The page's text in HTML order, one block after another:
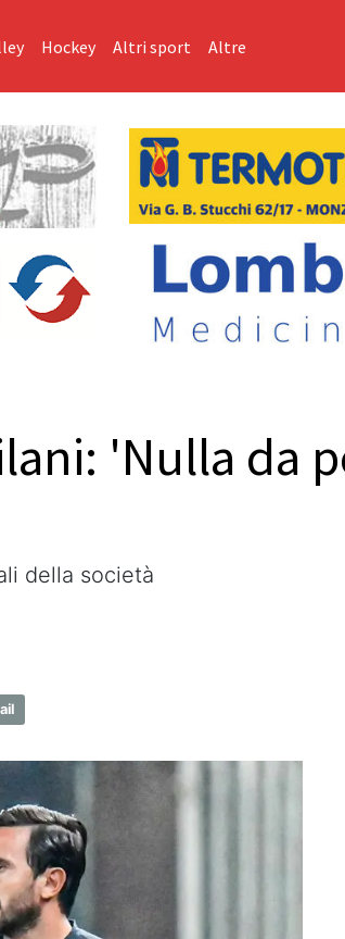
Hockey Altri sport Altre
'Nulla da
della società